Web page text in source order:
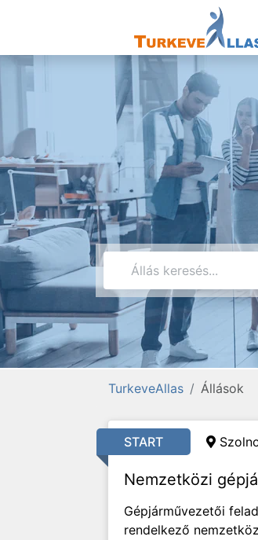
TurkeveAllas Állások
START
Nemzetközi
Gépjárművezetői
rendelkező